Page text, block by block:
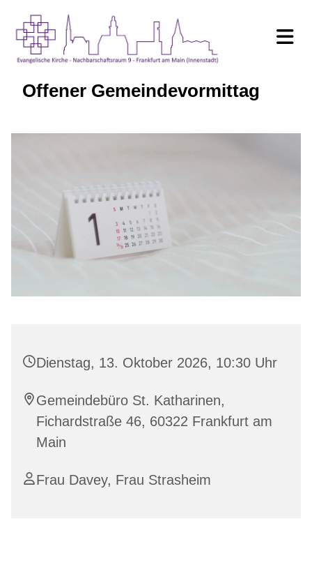
Offener Gemeindevormittag
Dienstag, 13. Oktober 2026, 10:30 Uhr
Gemeindebüro St. Katharinen,
Fichardstraße 46, 60322 Frankfurt am
Main
Frau Davey, Frau Strasheim